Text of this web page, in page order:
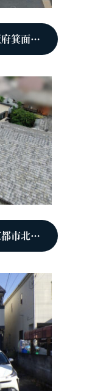
雨漏り修理 菊間瓦 大阪府箕面市 O様
カバー工法・外壁塗装 京都市北区 S様